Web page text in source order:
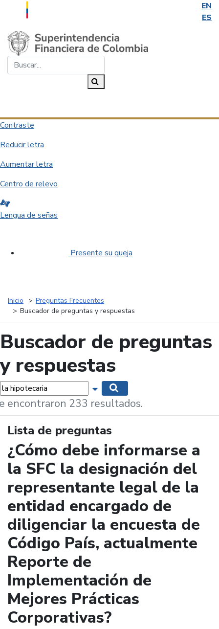
EN
ES
Saltar al contenido principal
Contraste
Reducir letra
Aumentar letra
Centro de relevo
Lengua de señas
Presente su queja
Inicio
Preguntas Frecuentes
Buscador de preguntas y respuestas
Buscador de preguntas
y respuestas
Mostrar opciones de búsqueda
encontraron 233 resultados.
Lista de preguntas
¿Cómo debe informarse a
la SFC la designación del
representante legal de la
entidad encargado de
diligenciar la encuesta de
Código País, actualmente
Reporte de
Implementación de
Mejores Prácticas
Corporativas?